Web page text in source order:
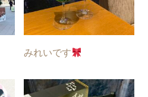
みれいです